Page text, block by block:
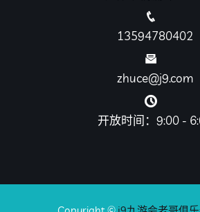
13594780402
zhuce@j9.com
开放时间：9:00 -